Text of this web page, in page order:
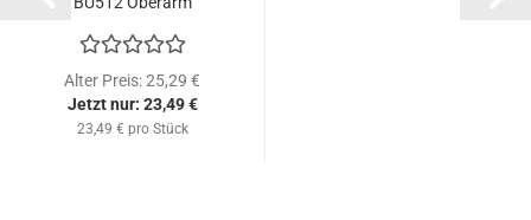
Alter Preis: 25,29 €
Jetzt nur: 23,49 €
23,49 € pro Stück